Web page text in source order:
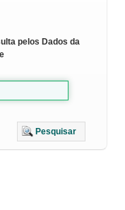
pelos Dados da
Pesquisar